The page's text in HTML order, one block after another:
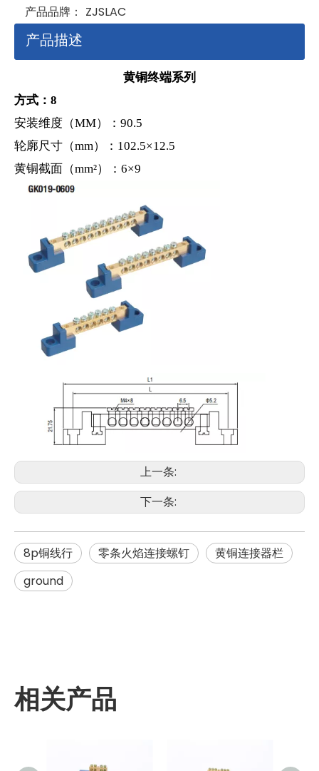
产品品牌： ZJSLAC
产品描述
黄铜终端系列
方式：8
安装维度（MM）：90.5
轮廓尺寸（mm）：102.5×12.5
黄铜截面（mm²）：6×9
上一条:
下一条:
8p铜线行 零条火焰连接螺钉
黄铜连接器栏
ground
相关产品